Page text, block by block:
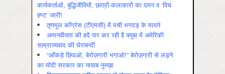
कार्यकर्ताओं, बुद्धिजीवियों, छात्रों-कलाकारों का दमन व ‘विच
हण्ट’ जारी!
तृणमूल काँग्रेस (टीएमसी) में मची भगदड़ के मायने
अमानवीयता की हदें पार कर रही है क्यूबा में अमेरिकी
साम्राज्यवाद की घेराबन्दी
“आँकड़े छिपाओ, बेरोज़गारी भगाओ!” बेरोज़गारी से लड़ने
का मोदी सरकार का नायाब नुस्ख़ा